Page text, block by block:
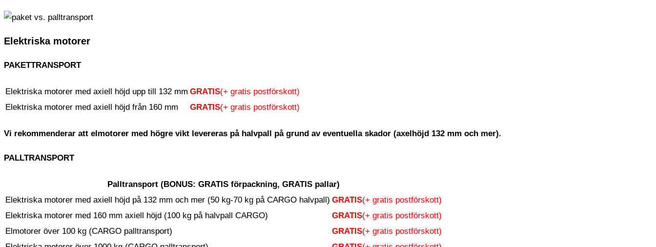
Elektriska motorer
PAKETTRANSPORT
Elektriska motorer med axiell höjd upp till 132 mm GRATIS(+ gratis postförskott)
Elektriska motorer med axiell höjd från 160 mm
GRATIS(+ gratis postförskott)
Vi rekommenderar att elmotorer med högre vikt levereras på halvpall på grund av eventuella skador (axelhöjd 132 mm och mer).
PALLTRANSPORT
Palltransport (BONUS: GRATIS förpackning, GRATIS pallar)
Elektriska motorer med axiell höjd på 132 mm och mer (50 kg-70 kg på CARGO halvpall) GRATIS(+ gratis postförskott)
Elektriska motorer med 160 mm axiell höjd (100 kg på halvpall CARGO)
GRATIS(+ gratis postförskott)
Elmotorer över 100 kg (CARGO palltransport)
GRATIS(+ gratis postförskott)